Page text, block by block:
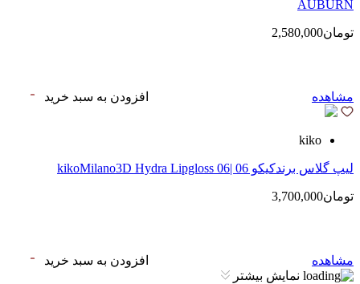
AUBURN
تومان2,580,000
مشاهده افزودن به سبد خرید
kiko
لیپ گلاس‌ برندکیکو 06 |kikoMilano3D Hydra Lipgloss 06
تومان3,700,000
مشاهده
افزودن به سبد خرید
نمایش بیشتر